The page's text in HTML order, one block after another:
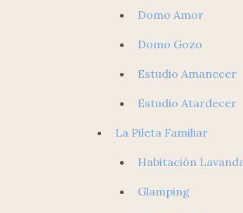
Domo Amor
Domo Gozo
Estudio Amanecer
Estudio Atardecer
La Pileta Familiar
Habitación
Glamping